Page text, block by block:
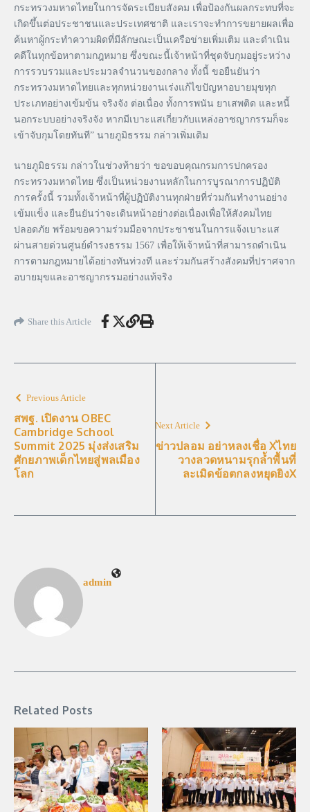
กระทรวงมหาดไทยในการจัดระเบียบสังคม เพื่อป้องกันผลกระทบที่จะ
เกิดขึ้นต่อประชาชนและประเทศชาติ และเราจะทำการขยายผลเพื่อ
ค้นหาผู้กระทำความผิดที่มีลักษณะเป็นเครือข่ายเพิ่มเติม และดำเนิน
คดีในทุกข้อหาตามกฎหมาย ซึ่งขณะนี้เจ้าหน้าที่ชุดจับกุมอยู่ระหว่าง
การรวบรวมและประมวลจำนวนของกลาง ทั้งนี้ ขอยืนยันว่า
กระทรวงมหาดไทยและทุกหน่วยงานเร่งแก้ไขปัญหาอบายมุขทุก
ประเภทอย่างเข้มข้น จริงจัง ต่อเนื่อง ทั้งการพนัน ยาเสพติด และหนี้
นอกระบบอย่างจริงจัง หากมีเบาะแสเกี่ยวกับแหล่งอาชญากรรมก็จะ
เข้าจับกุมโดยทันที” นายภูมิธรรม กล่าวเพิ่มเติม
นายภูมิธรรม กล่าวในช่วงท้ายว่า ขอขอบคุณกรมการปกครอง
กระทรวงมหาดไทย ซึ่งเป็นหน่วยงานหลักในการบูรณาการปฏิบัติ
การครั้งนี้ รวมทั้งเจ้าหน้าที่ผู้ปฏิบัติงานทุกฝ่ายที่ร่วมกันทำงานอย่าง
เข้มแข็ง และยืนยันว่าจะเดินหน้าอย่างต่อเนื่องเพื่อให้สังคมไทย
ปลอดภัย พร้อมขอความร่วมมือจากประชาชนในการแจ้งเบาะแส
ผ่านสายด่วนศูนย์ดำรงธรรม 1567 เพื่อให้เจ้าหน้าที่สามารถดำเนิน
การตามกฎหมายได้อย่างทันท่วงที และร่วมกันสร้างสังคมที่ปราศจาก
อบายมุขและอาชญากรรมอย่างแท้จริง
Share this Article
Previous Article
สพฐ. เปิดงาน OBEC
Cambridge School
Summit 2025 มุ่งส่งเสริม
ศักยภาพเด็กไทยสู่พลเมือง
โลก
Next Article
ข่าวปลอม อย่าหลงเชื่อ Xไทย
วางลวดหนามรุกล้ำพื้นที่
ละเมิดข้อตกลงหยุดยิงX
admin
Related Posts